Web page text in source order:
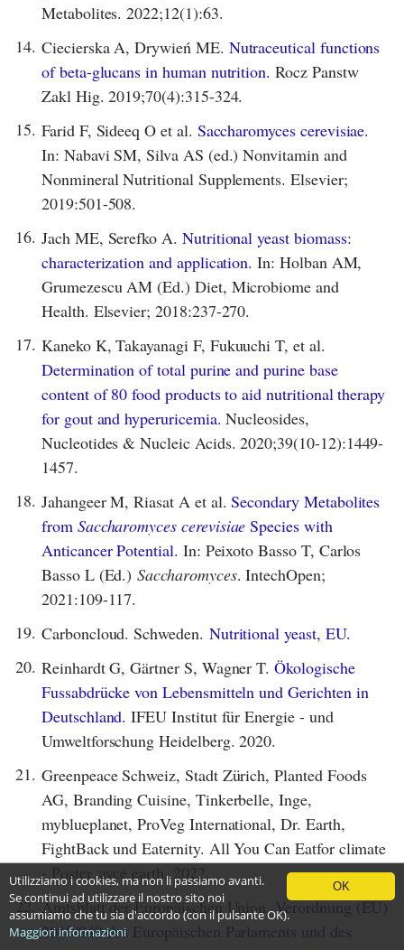
Metabolites. 2022;12(1):63.
14. Ciecierska A, Drywień ME. Nutraceutical functions
of beta-glucans in human nutrition. Rocz Panstw
Zakl Hig. 2019;70(4):315-324.
15. Farid F, Sideeq O et al. Saccharomyces cerevisiae.
In: Nabavi SM, Silva AS (ed.) Nonvitamin and
Nonmineral Nutritional Supplements. Elsevier;
2019:501-508.
16. Jach ME, Serefko A. Nutritional yeast biomass:
characterization and application. In: Holban AM,
Grumezescu AM (Ed.) Diet, Microbiome and
Health. Elsevier; 2018:237-270.
17. Kaneko K, Takayanagi F, Fukuuchi T, et al.
Determination of total purine and purine base
content of 80 food products to aid nutritional therapy
for gout and hyperuricemia. Nucleosides,
Nucleotides & Nucleic Acids. 2020;39(10-12):1449-
1457.
18. Jahangeer M, Riasat A et al.Secondary Metabolites
from Saccharomyces cerevisiae Species with
Anticancer Potential. In: Peixoto Basso T, Carlos
Basso L (Ed.)Saccharomyces. IntechOpen;
2021:109-117.
19. Carboncloud. Schweden. Nutritional yeast, EU.
20. Reinhardt G, Gärtner S, Wagner T.Ökologische
Fussabdrücke von Lebensmitteln und Gerichten in
Deutschland. IFEU Institut für Energie - und
Umweltforschung Heidelberg. 2020.
21. Greenpeace Schweiz, Stadt Zürich, Planted Foods
AG, Branding Cuisine, Tinkerbelle, Inge,
myblueplanet, ProVeg International, Dr. Earth,
FightBack und Eaternity. All You Can Eatfor climate
- Poster. ayce.earth. 2022.
22. Amtsblatt der Europäischen Union.Verordnung (EU)
2018/848 des Europäischen Parlaments und des
OK
Utilizziamo i cookies, ma non li passiamo avanti.
Se continui ad utilizzare il nostro sito noi
assumiamo che tu sia d'accordo (con il pulsante OK).
Maggiori informazioni